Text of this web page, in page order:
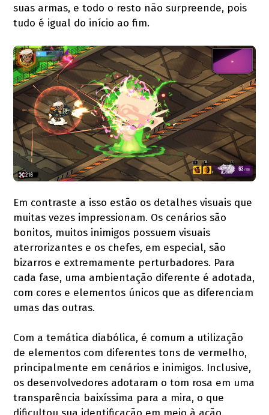
suas armas, e todo o resto não surpreende, pois
tudo é igual do início ao fim.
Em contraste a isso estão os detalhes visuais que
muitas vezes impressionam. Os cenários são
bonitos, muitos inimigos possuem visuais
aterrorizantes e os chefes, em especial, são
bizarros e extremamente perturbadores. Para
cada fase, uma ambientação diferente é adotada,
com cores e elementos únicos que as diferenciam
umas das outras.
Com a temática diabólica, é comum a utilização
de elementos com diferentes tons de vermelho,
principalmente em cenários e inimigos. Inclusive,
os desenvolvedores adotaram o tom rosa em uma
transparência baixíssima para a mira, o que